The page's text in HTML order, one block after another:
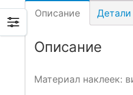
Описание Детали
Описание
Материал наклеек: